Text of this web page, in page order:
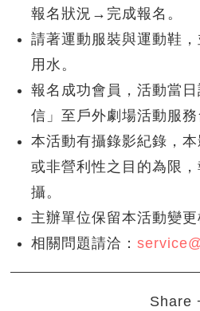
報名狀況→完成報名。
請著運動服裝與運動鞋
用水。
報名成功會員，活動當
信」至戶外劇場活動服務
本活動有攝錄影紀錄，
或非營利性之目的為限
攝。
主辦單位保留本活動變更
相關問題請洽：
Share